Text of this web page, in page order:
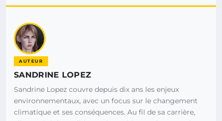
AUTEUR
SANDRINE LOPEZ
Sandrine Lopez couvre depuis dix ans les enjeux
environnementaux, avec un focus sur le changement
climatique et ses conséquences. Au fil de sa carrière,